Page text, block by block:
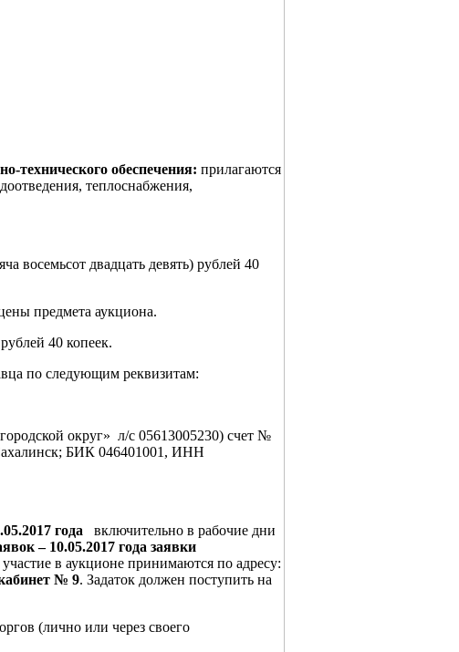
технического обеспечения: прилагаются
теплоснабжения,
восемьсот двадцать девять) рублей 40
предмета аукциона.
40 копеек.
по следующим реквизитам:
округ» л/с 05613005230) счет №
БИК 046401001, ИНН
года
включительно в рабочие дни
– 10.05.2017 года заявки
участие в аукционе принимаются по адресу:
№ 9. Задаток должен поступить на
(лично или через своего